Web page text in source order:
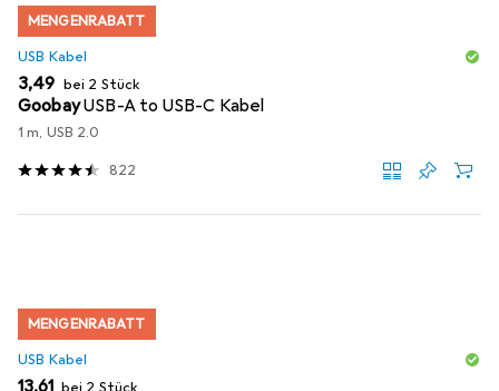
MENGENRABATT
USB Kabel
EUR
3,49 bei 2 Stück
GoobayUSB-A to USB-C Kabel
1 m, USB 2.0
822
MENGENRABATT
USB Kabel